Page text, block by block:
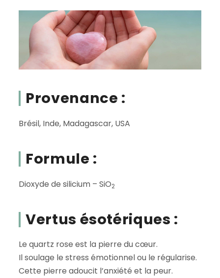
Provenance :
Brésil, Inde, Madagascar, USA
Formule :
Dioxyde de silicium – SiO2
Vertus ésotériques :
Le quartz rose est la pierre du cœur.
Il soulage le stress émotionnel ou le régularise.
Cette pierre adoucit l’anxiété et la peur.